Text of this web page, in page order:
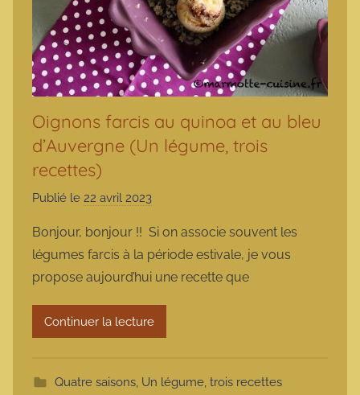
Oignons farcis au quinoa et au bleu
d’Auvergne (Un légume, trois
recettes)
Publié le 22 avril 2023
r
m
a
r
m
t
Bonjour, bonjour !! Si on associe souvent les
légumes farcis à la période estivale, je vous
propose aujourd’hui une recette que
Continuer la lecture
Quatre saisons, Un légume, trois recettes